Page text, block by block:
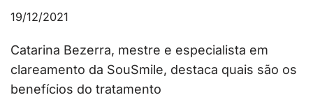
19/12/2021
Catarina Bezerra, mestre e especialista em
clareamento da SouSmile, destaca quais são os
benefícios do tratamento